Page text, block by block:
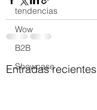
tendencias
Wow
B2B
Showcase
Entradas recientes